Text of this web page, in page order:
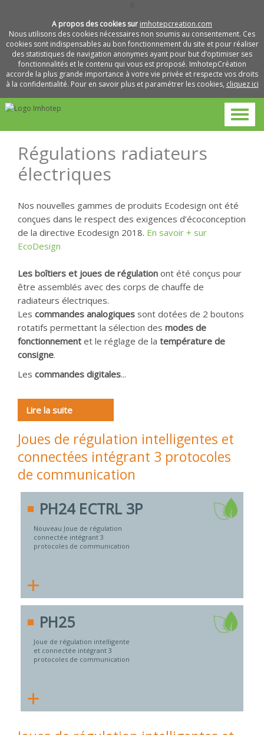
A propos des cookies sur imhotepcreation.com
Nous utilisons des cookies nécessaires non soumis au consentement. Ces
cookies sont indispensables au bon fonctionnement du site et pour réaliser
des statistiques de navigation anonymes ayant pour but d’optimiser ses
fonctionnalités et le contenu qui vous est proposé. ImhotepCréation
accorde la plus grande importance à votre vie privée et respecte vos droits
à la confidentialité. Pour en savoir plus et paramétrer les cookies, cliquez ici
Régulations radiateurs
électriques
Nos nouvelles gammes de produits Ecodesign ont été
conçues dans le respect des exigences d’écoconception
de la directive Ecodesign 2018. En savoir + sur
EcoDesign
Les boîtiers et joues de régulation ont été conçus pour
être assemblés avec des corps de chauffe de
radiateurs électriques.
Les commandes analogiques sont dotées de 2 boutons
rotatifs permettant la sélection des modes de
fonctionnement et le réglage de la température de
consigne.
Les commandes digitales...
Lire la suite
Joues de régulation intelligentes et
connectées intégrant 3 protocoles
de communication
PH24 ECTRL 3P
Nouveau Joue de régulation
connectée intégrant 3
protocoles de communication
+
PH25
Joue de régulation intelligente
et connectée intégrant 3
protocoles de communication
+